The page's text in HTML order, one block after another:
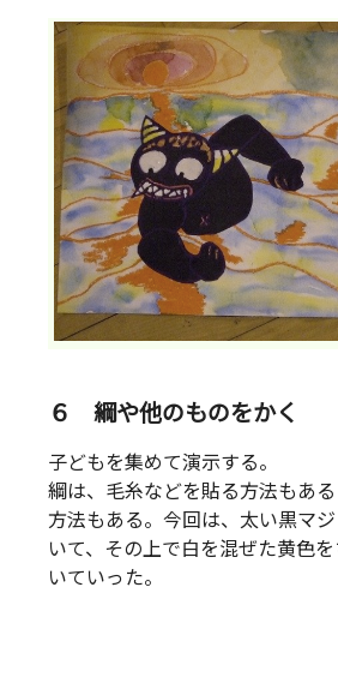
６ 綱や他のものをかく
子どもを集めて演示する。
綱は、毛糸などを貼る方法もあ
方法もある。今回は、太い黒マ
いて、その上で白を混ぜた黄色
いていった。